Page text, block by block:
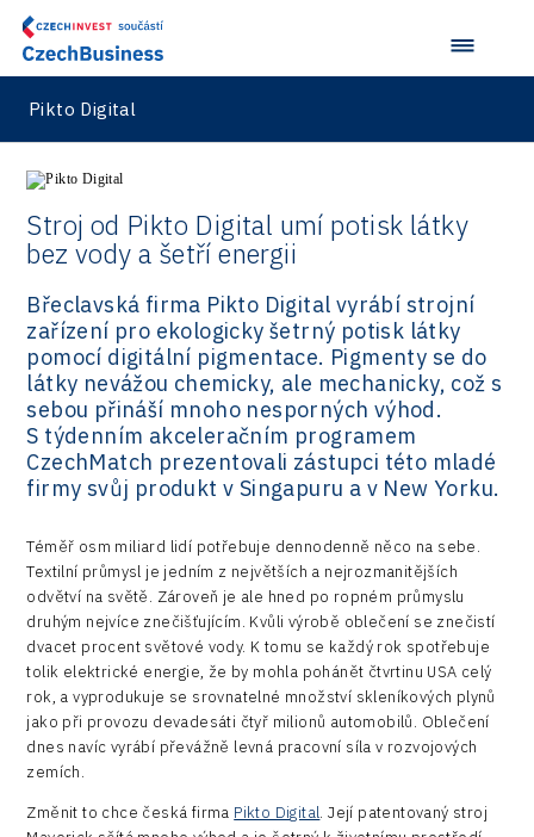
Pikto Digital
Stroj od Pikto Digital umí potisk látky
bez vody a šetří energii
Břeclavská firma Pikto Digital vyrábí strojní
zařízení pro ekologicky šetrný potisk látky
pomocí digitální pigmentace. Pigmenty se do
látky nevážou chemicky, ale mechanicky, což s
sebou přináší mnoho nesporných výhod.
S týdenním akceleračním programem
CzechMatch prezentovali zástupci této mladé
firmy svůj produkt v Singapuru a v New Yorku.
Téměř osm miliard lidí potřebuje dennodenně něco na sebe.
Textilní průmysl je jedním z největších a nejrozmanitějších
odvětví na světě. Zároveň je ale hned po ropném průmyslu
druhým nejvíce znečišťujícím. Kvůli výrobě oblečení se znečistí
dvacet procent světové vody. K tomu se každý rok spotřebuje
tolik elektrické energie, že by mohla pohánět čtvrtinu USA celý
rok, a vyprodukuje se srovnatelné množství skleníkových plynů
jako při provozu devadesáti čtyř milionů automobilů. Oblečení
dnes navíc vyrábí převážně levná pracovní síla v rozvojových
zemích.
Změnit to chce česká firma Pikto Digital. Její patentovaný stroj